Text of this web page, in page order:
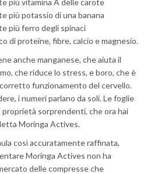
più vitamina A delle carote
più potassio di una banana
più ferro degli spinaci
di proteine, fibre, calcio e magnesio.
anche manganese, che aiuta il
che riduce lo stress, e boro, che è
funzionamento del cervello.
i numeri parlano da soli. Le foglie
proprietà sorprendenti, che ora hai
Moringa Actives.
così accuratamente raffinata,
Moringa Actives non ha
delle compresse che